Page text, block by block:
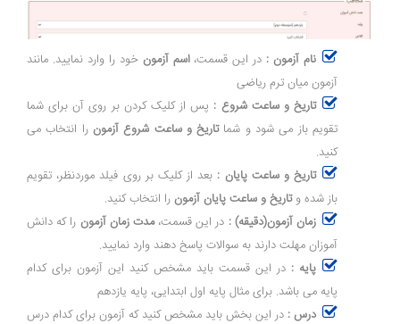
نام آزمون : در این قسمت،اسم آزمون خود را وارد نمایید. مانند
آزمون میان ترم ریاضی
تاریخ و ساعت شروع : پس از کلیک کردن بر روی آن برای شما
تقویم باز می شود و شماتاریخ و ساعت شروع آزمون را انتخاب می
کنید.
تاریخ و ساعت پایان : بعد از کلیک بر روی فیلد موردنظر، تقویم
باز شده وتاریخ و ساعت پایان آزمون را انتخاب کنید.
زمان آزمون(دقیقه) : در این قسمت،مدت زمان آزمون را که دانش
آموزان مهلت دارند به سوالات پاسخ دهند وارد نمایید.
پایه : در این قسمت باید مشخص کنید این آزمون برای کدام
پایه می باشد. برای مثال پایه اول ابتدایی، پایه یازدهم
درس : در این بخش باید مشخص کنید که آزمون برای کدام درس